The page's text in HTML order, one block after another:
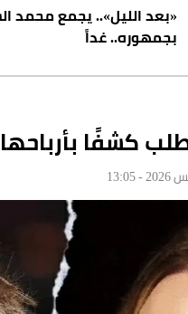
«بعد الليل».. يجمع محمد
بجمهوره.. غداً
كشفًا